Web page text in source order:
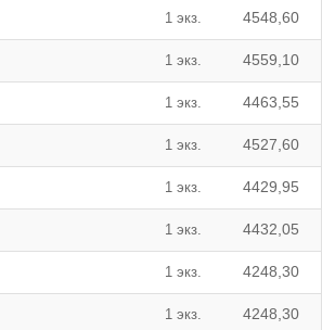
1 экз. 4548,60
1 экз. 4559,10
1 экз. 4463,55
1 экз. 4527,60
1 экз. 4429,95
1 экз. 4432,05
1 экз. 4248,30
1 экз. 4248,30